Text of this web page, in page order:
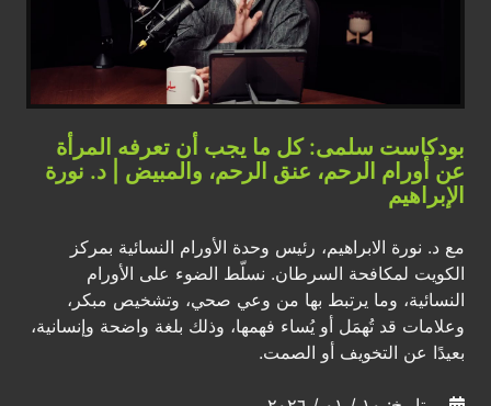
بودكاست سلمى: كل ما يجب أن تعرفه المرأة
عن أورام الرحم، عنق الرحم، والمبيض | د. نورة
الإبراهيم
مع د. نورة الابراهيم، رئيس وحدة الأورام النسائية بمركز
الكويت لمكافحة السرطان. نسلّط الضوء على الأورام
النسائية، وما يرتبط بها من وعي صحي، وتشخيص مبكر،
وعلامات قد تُهمَل أو يُساء فهمها، وذلك بلغة واضحة وإنسانية،
بعيدًا عن التخويف أو الصمت.